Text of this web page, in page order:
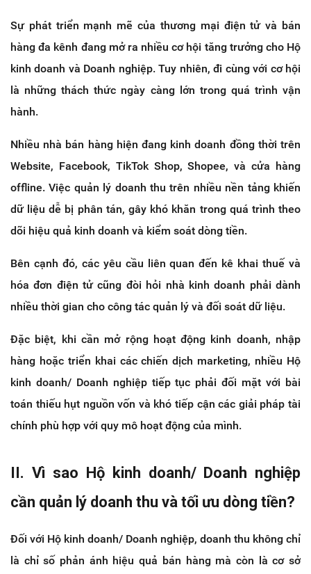
Sự phát triển mạnh mẽ của thương mại điện tử và bán
hàng đa kênh đang mở ra nhiều cơ hội tăng trưởng cho Hộ
kinh doanh và Doanh nghiệp. Tuy nhiên, đi cùng với cơ hội
là những thách thức ngày càng lớn trong quá trình vận
hành.
Nhiều nhà bán hàng hiện đang kinh doanh đồng thời trên
Website, Facebook, TikTok Shop, Shopee, và cửa hàng
offline. Việc quản lý doanh thu trên nhiều nền tảng khiến
dữ liệu dễ bị phân tán, gây khó khăn trong quá trình theo
dõi hiệu quả kinh doanh và kiểm soát dòng tiền.
Bên cạnh đó, các yêu cầu liên quan đến kê khai thuế và
hóa đơn điện tử cũng đòi hỏi nhà kinh doanh phải dành
nhiều thời gian cho công tác quản lý và đối soát dữ liệu.
Đặc biệt, khi cần mở rộng hoạt động kinh doanh, nhập
hàng hoặc triển khai các chiến dịch marketing, nhiều Hộ
kinh doanh/ Doanh nghiệp tiếp tục phải đối mặt với bài
toán thiếu hụt nguồn vốn và khó tiếp cận các giải pháp tài
chính phù hợp với quy mô hoạt động của mình.
II. Vì sao Hộ kinh doanh/ Doanh nghiệp
cần quản lý doanh thu và tối ưu dòng tiền?
Đối với Hộ kinh doanh/ Doanh nghiệp, doanh thu không chỉ
là chỉ số phản ánh hiệu quả bán hàng mà còn là cơ sở